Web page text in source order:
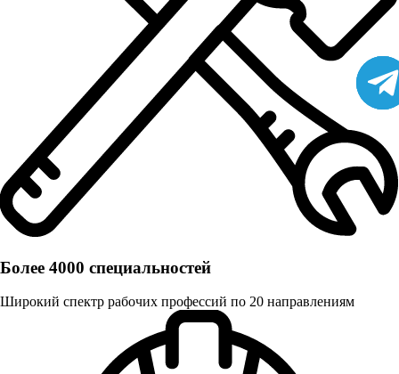
Более 4000 специальностей
Широкий спектр рабочих профессий по 20 направлениям